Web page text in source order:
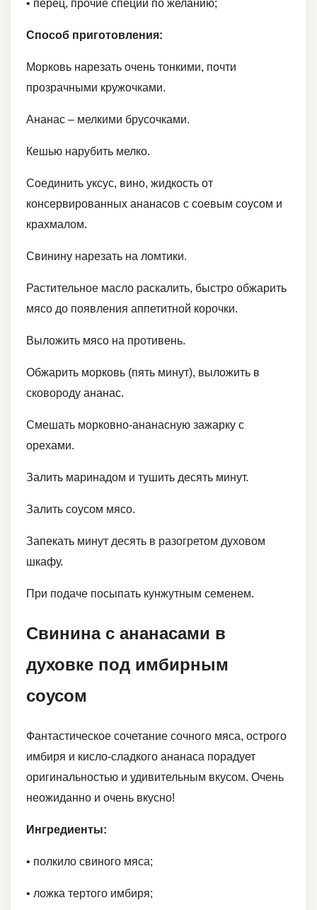
• перец, прочие специи по желанию;
Способ приготовления:
Морковь нарезать очень тонкими, почти
прозрачными кружочками.
Ананас – мелкими брусочками.
Кешью нарубить мелко.
Соединить уксус, вино, жидкость от
консервированных ананасов с соевым соусом и
крахмалом.
Свинину нарезать на ломтики.
Растительное масло раскалить, быстро обжарить
мясо до появления аппетитной корочки.
Выложить мясо на противень.
Обжарить морковь (пять минут), выложить в
сковороду ананас.
Смешать морковно-ананасную зажарку с
орехами.
Залить маринадом и тушить десять минут.
Залить соусом мясо.
Запекать минут десять в разогретом духовом
шкафу.
При подаче посыпать кунжутным семенем.
Свинина с ананасами в
духовке под имбирным
соусом
Фантастическое сочетание сочного мяса, острого
имбиря и кисло-сладкого ананаса порадует
оригинальностью и удивительным вкусом. Очень
неожиданно и очень вкусно!
Ингредиенты:
• полкило свиного мяса;
• ложка тертого имбиря;